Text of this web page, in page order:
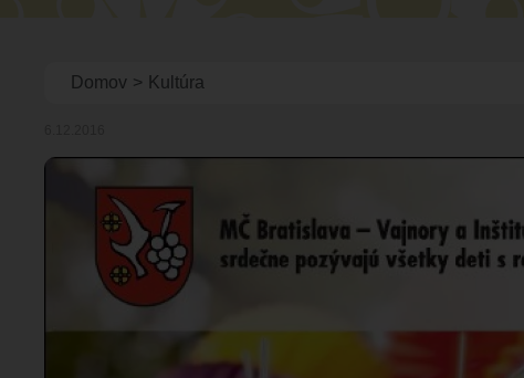
Omrvinka
Domov Kultúra